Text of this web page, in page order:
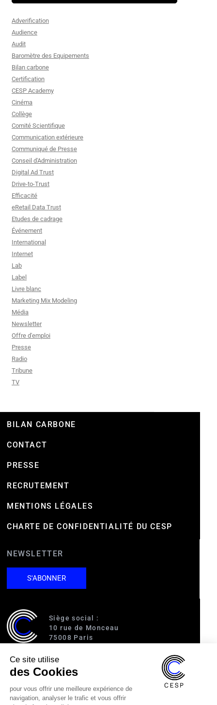
Adverification
Audience
Audit
Baromètre des Equipements
Bilan carbone
Certification
CESP Academy
Cinéma
Collège
Comité Scientifique
Communication extérieure
Communiqué de Presse
Conseil d'Administration
Digital Ad Trust
Drive-to-Trust
Efficacité
eRetail Data Trust
Etudes de cadrage
Événement
International
Internet
Lab
Label
Livre blanc
Marketing Mix Modeling
Média
Newsletter
Offre d'emploi
Presse
Radio
Tribune
TV
BILAN CARBONE
CONTACT
PRESSE
RECRUTEMENT
MENTIONS LÉGALES
CHARTE DE CONFIDENTIALITÉ DU CESP
NEWSLETTER
S'ABONNER
Siège social :
10 rue de Monceau
75008 Paris
Accès :
RER A (Charles de Gaulle-Étoile)
Ligne 1 (George V)
Ligne 2 (Courcelles)
Ce site utilise
des Cookies
pour vous offrir une meilleure expérience de
navigation, analyser le trafic et vous offrir